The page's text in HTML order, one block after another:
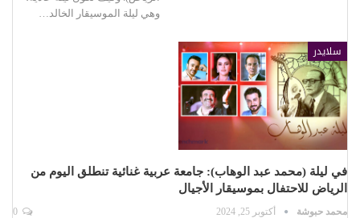
وهي ليلة الموسيقار الخالد…
سلايدر
في ليلة (محمد عبد الوهاب): جامعة عربية غنائية تنطلق اليوم من
الرياض للاحتفال بموسيقار الأجيال
محمد حبوشة أكتوبر 25, 2024